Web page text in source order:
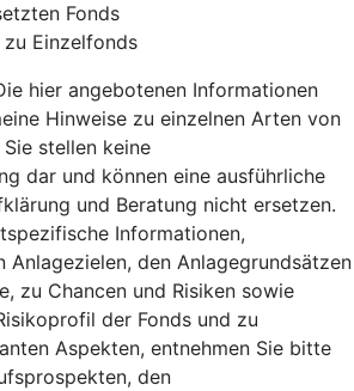
Fonds
Einzelfonds
hier angebotenen Informationen
Hinweise zu einzelnen Arten von
stellen keine
dar und können eine ausführliche
und Beratung nicht ersetzen.
Informationen,
Anlagezielen, den Anlagegrundsätzen
zu Chancen und Risiken sowie
der Fonds und zu
Aspekten, entnehmen Sie bitte
den